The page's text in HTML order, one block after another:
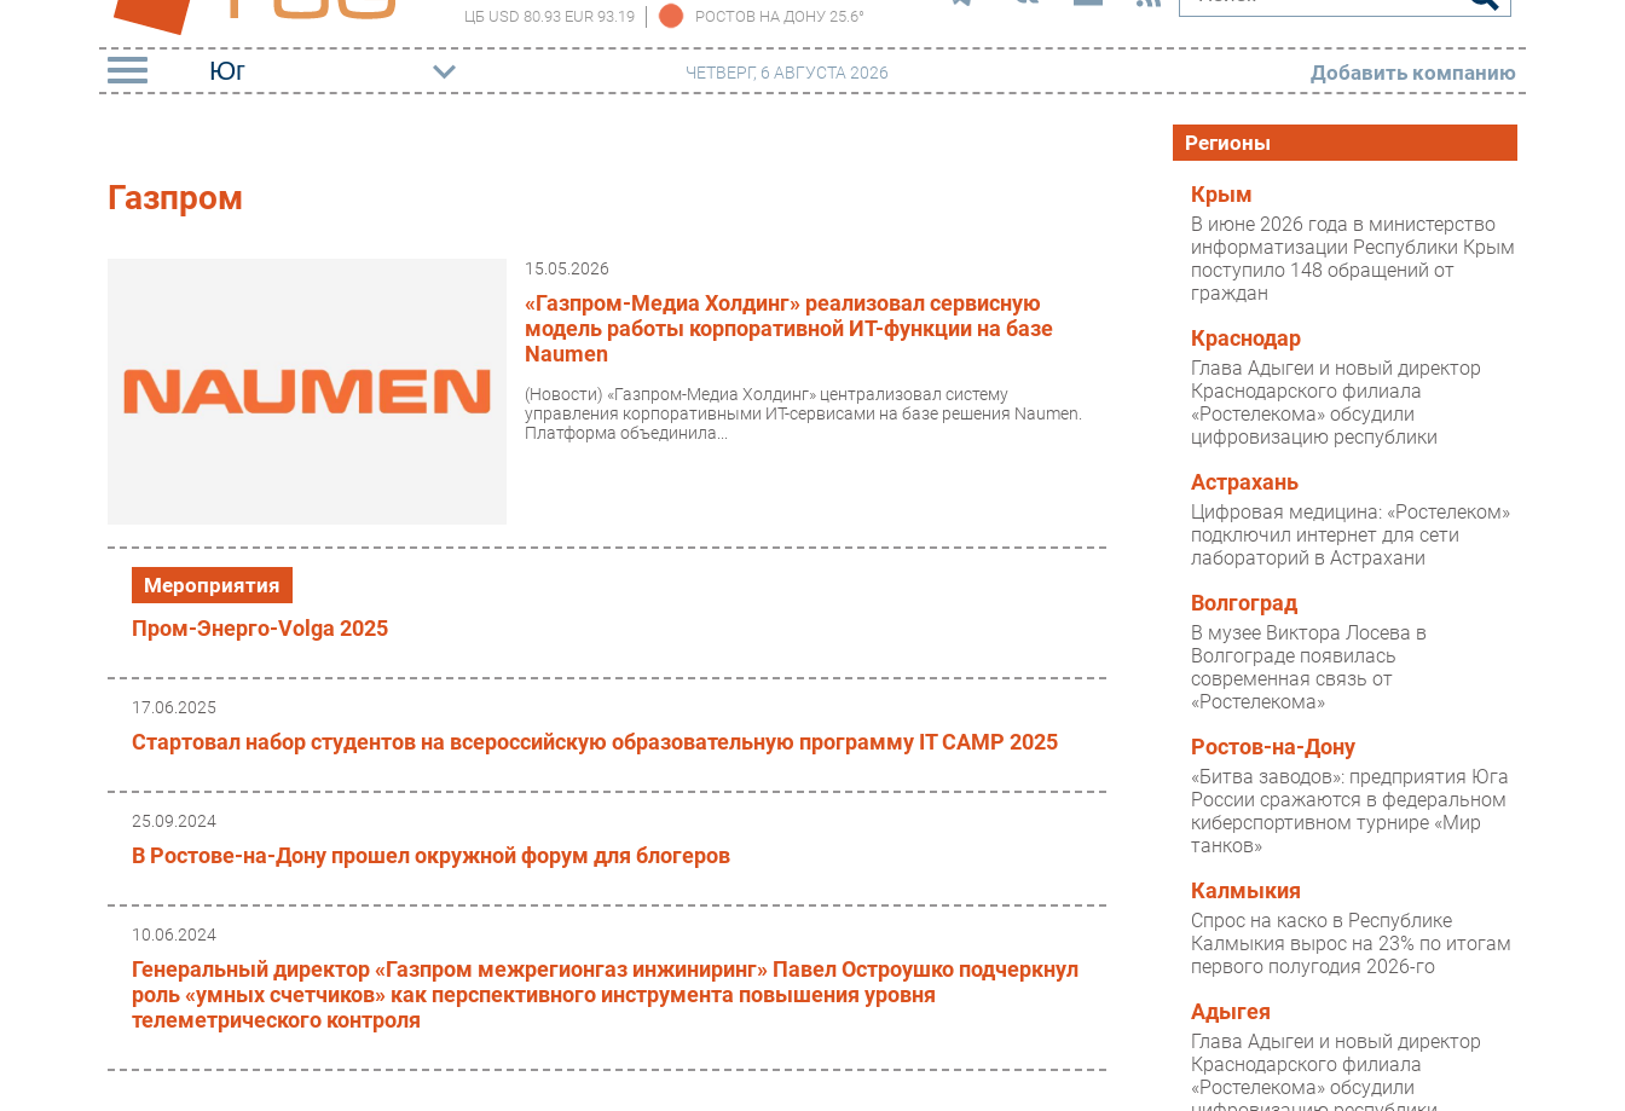
ЦБ USD 80.93 EUR 93.19 РОСТОВ НА ДОНУ 25.6°
Импорто­замещение
Фиксированная связь
Оборудование
Outsourcing
Кадры
Регулирование
Инновации
Гаджеты
РАЗДЕЛЫ
Новости
Аналитика
Интервью
Проекты
IT класс
Тестовый стенд
Каталог компаний
ЧЕТВЕРГ, 6 АВГУСТА 2026 Добавить компанию
Газпром
15.05.2026
«Газпром-Медиа Холдинг» реализовал сервисную
модель работы корпоративной ИТ-функции на базе
Naumen
(Новости) «Газпром-Медиа Холдинг» централизовал систему
управления корпоративными ИТ-сервисами на базе решения Naumen.
Платформа объединила...
Мероприятия
Пром-Энерго-Volga 2025
17.06.2025
Стартовал набор студентов на всероссийскую образовательную программу IT CAMP 2025
25.09.2024
В Ростове-на-Дону прошел окружной форум для блогеров
10.06.2024
Генеральный директор «Газпром межрегионгаз инжиниринг» Павел Остроушко подчеркнул
роль «умных счетчиков» как перспективного инструмента повышения уровня
телеметрического контроля
Регионы
Крым
В июне 2026 года в министерство
информатизации Республики Крым
поступило 148 обращений от
граждан
Краснодар
Глава Адыгеи и новый директор
Краснодарского филиала
«Ростелекома» обсудили
цифровизацию республики
Астрахань
Цифровая медицина: «Ростелеком»
подключил интернет для сети
лабораторий в Астрахани
Волгоград
В музее Виктора Лосева в
Волгограде появилась
современная связь от
«Ростелекома»
Ростов-на-Дону
«Битва заводов»: предприятия Юга
России сражаются в федеральном
киберспортивном турнире «Мир
танков»
Калмыкия
Спрос на каско в Республике
Калмыкия вырос на 23% по итогам
первого полугодия 2026-го
Адыгея
Глава Адыгеи и новый директор
Краснодарского филиала
«Ростелекома» обсудили